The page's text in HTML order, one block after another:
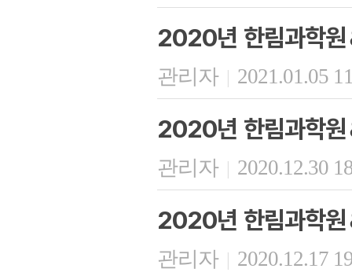
2020년 한림과학원
관리자 | 2021.01.05
2020년 한림과학원
관리자 | 2020.12.30
2020년 한림과학원
관리자 | 2020.12.17